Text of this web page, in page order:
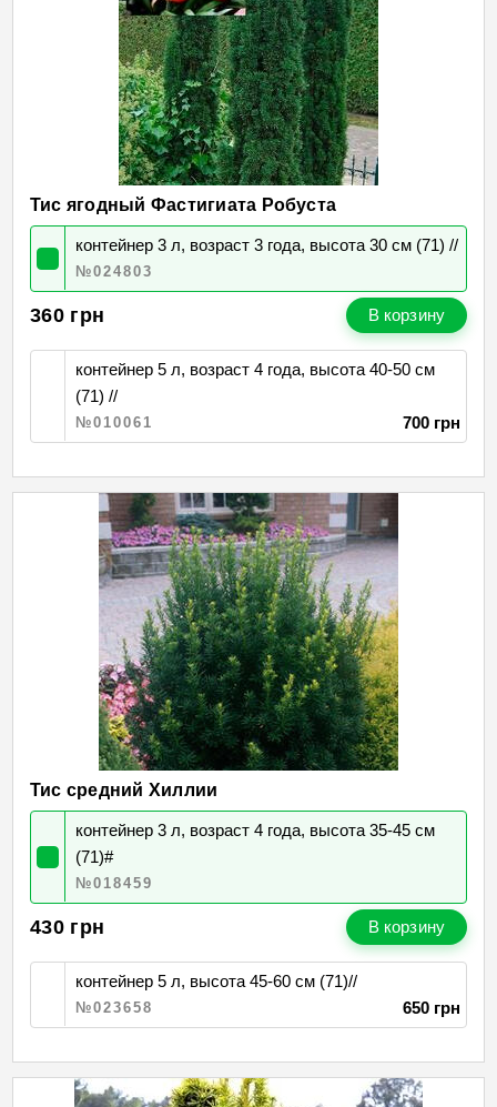
Тис ягодный Фастигиата Робуста
контейнер 3 л, возраст 3 года, высота 30 см (71) //
№024803
360 грн В корзину
контейнер 5 л, возраст 4 года, высота 40-50 см
(71) //
№010061 700 грн
Тис средний Хиллии
контейнер 3 л, возраст 4 года, высота 35-45 см
(71)#
№018459
430 грн В корзину
контейнер 5 л, высота 45-60 см (71)//
№023658 650 грн